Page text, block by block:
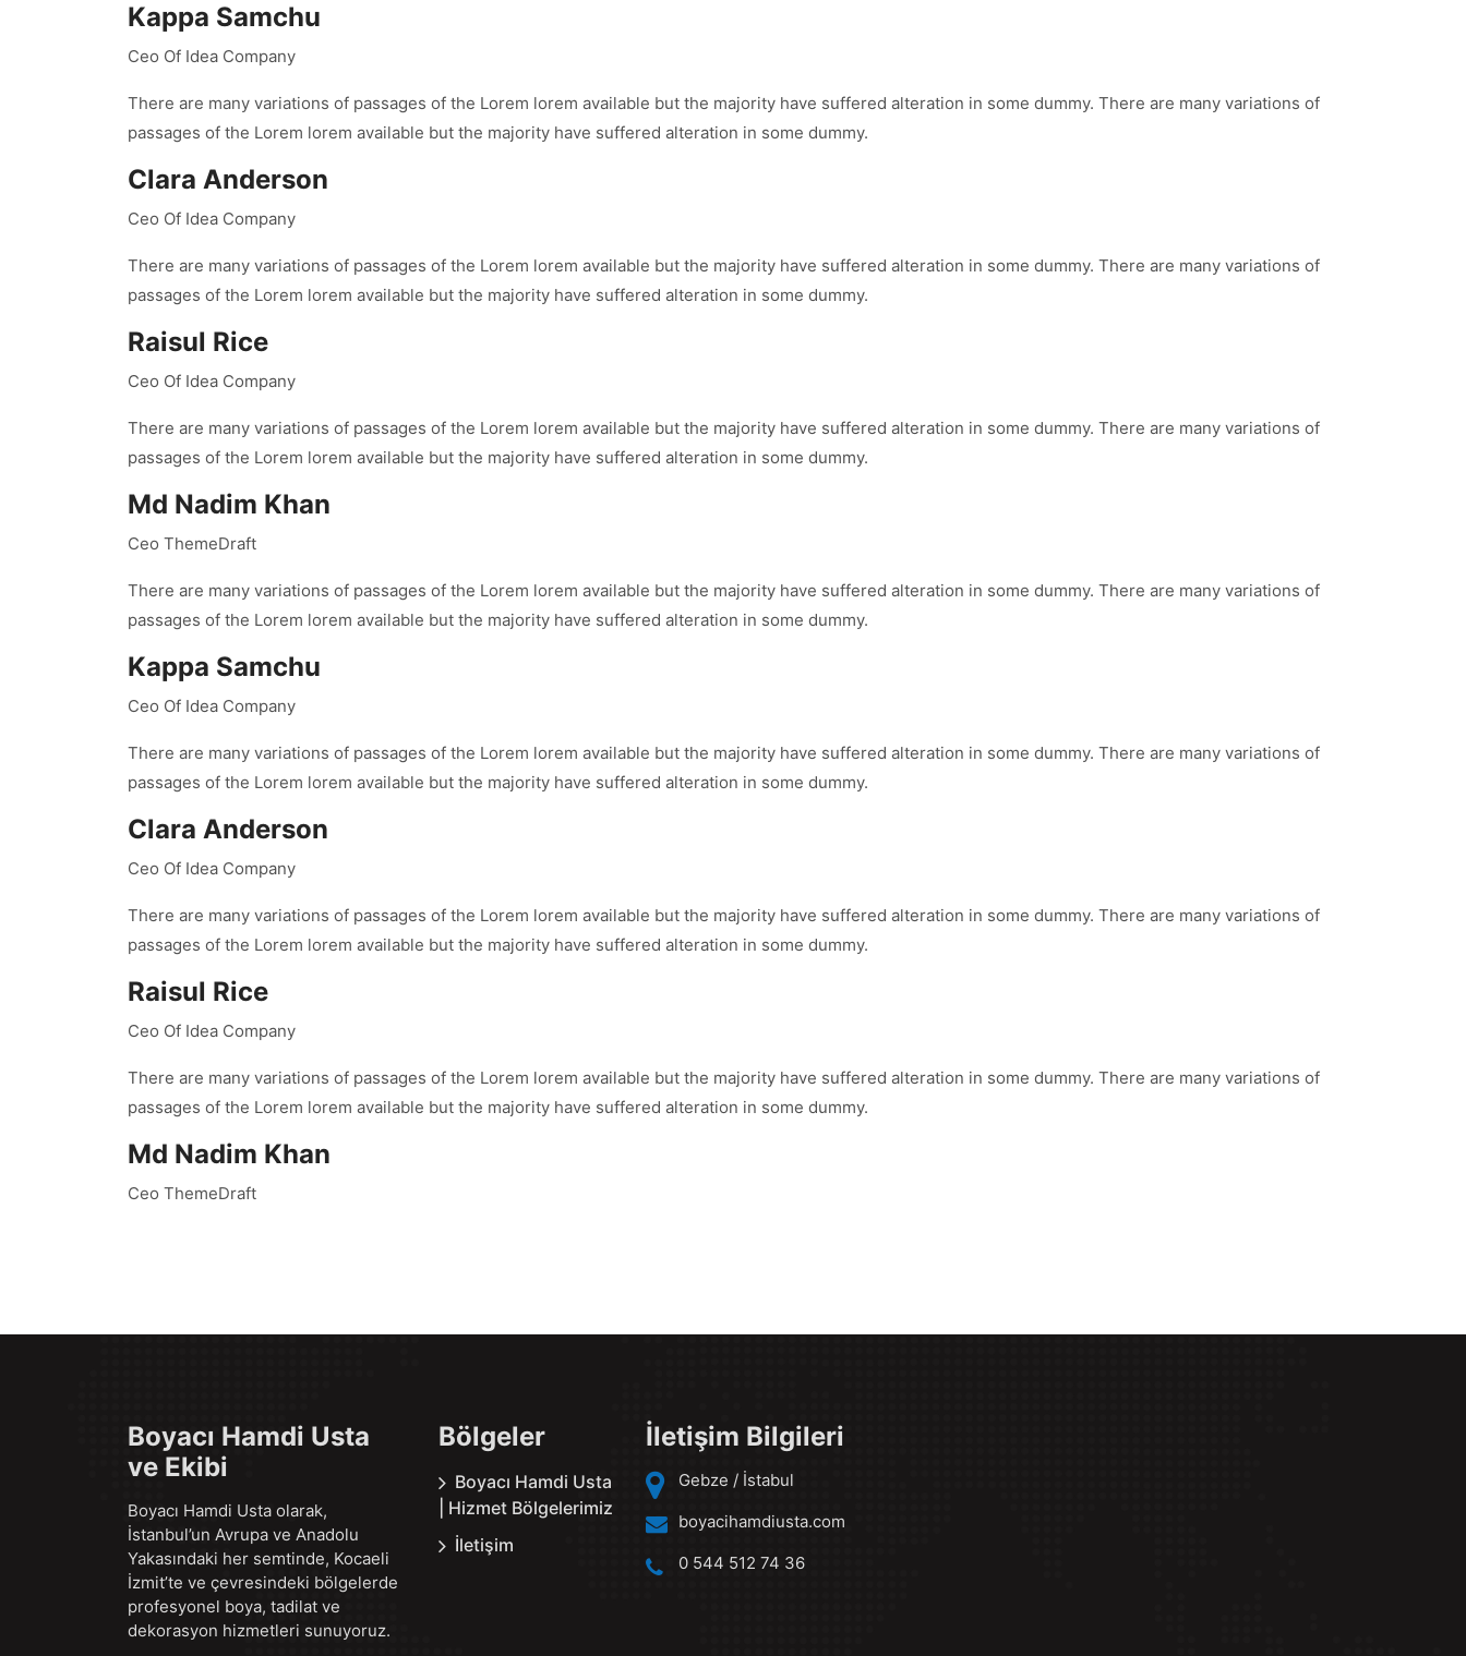
Kappa Samchu
Ceo Of Idea Company
There are many variations of passages of the Lorem lorem available but the majority have suffered alteration in some dummy. There are many variations of
passages of the Lorem lorem available but the majority have suffered alteration in some dummy.
Clara Anderson
Ceo Of Idea Company
There are many variations of passages of the Lorem lorem available but the majority have suffered alteration in some dummy. There are many variations of
passages of the Lorem lorem available but the majority have suffered alteration in some dummy.
Raisul Rice
Ceo Of Idea Company
There are many variations of passages of the Lorem lorem available but the majority have suffered alteration in some dummy. There are many variations of
passages of the Lorem lorem available but the majority have suffered alteration in some dummy.
Md Nadim Khan
Ceo ThemeDraft
There are many variations of passages of the Lorem lorem available but the majority have suffered alteration in some dummy. There are many variations of
passages of the Lorem lorem available but the majority have suffered alteration in some dummy.
Kappa Samchu
Ceo Of Idea Company
There are many variations of passages of the Lorem lorem available but the majority have suffered alteration in some dummy. There are many variations of
passages of the Lorem lorem available but the majority have suffered alteration in some dummy.
Clara Anderson
Ceo Of Idea Company
There are many variations of passages of the Lorem lorem available but the majority have suffered alteration in some dummy. There are many variations of
passages of the Lorem lorem available but the majority have suffered alteration in some dummy.
Raisul Rice
Ceo Of Idea Company
There are many variations of passages of the Lorem lorem available but the majority have suffered alteration in some dummy. There are many variations of
passages of the Lorem lorem available but the majority have suffered alteration in some dummy.
Md Nadim Khan
Ceo ThemeDraft
Boyacı Hamdi Usta
ve Ekibi
Boyacı Hamdi Usta olarak,
İstanbul’un Avrupa ve Anadolu
Yakasındaki her semtinde, Kocaeli
İzmit’te ve çevresindeki bölgelerde
profesyonel boya, tadilat ve
dekorasyon hizmetleri sunuyoruz.
Bölgeler
Boyacı Hamdi Usta
| Hizmet Bölgelerimiz
İletişim
İletişim Bilgileri
Gebze / İstabul
boyacihamdiusta.com
0 544 512 74 36